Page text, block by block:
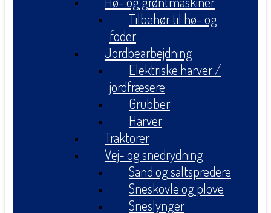
Tilbehør til hø- og
foder
Jordbearbejdning
Elektriske harver /
jordfræsere
Grubber
Harver
Traktorer
Vej- og snedrydning
Sand og saltspredere
Sneskovle og plove
Sneslynger